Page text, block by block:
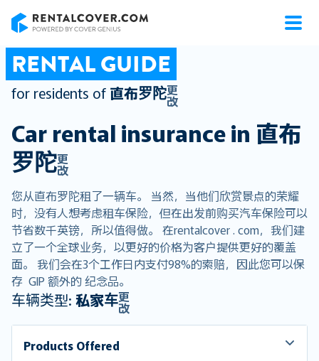
RENTAL GUIDE
for residents of 直布罗陀更
改
Car rental insurance in 直布
罗陀更
改
您从直布罗陀租了一辆车。 当然，当他们欣赏景点的荣耀
时，没有人想考虑租车保险，但在出发前购买汽车保险可以
节省数千英镑，所以值得做。 在rentalcover . com，我们建
立了一个全球业务，以更好的价格为客户提供更好的覆盖
面。 我们会在3个工作日内支付98%的索赔，因此您可以保
存 GIP 额外的 纪念品。
车辆类型: 私家车更
改
Products Offered